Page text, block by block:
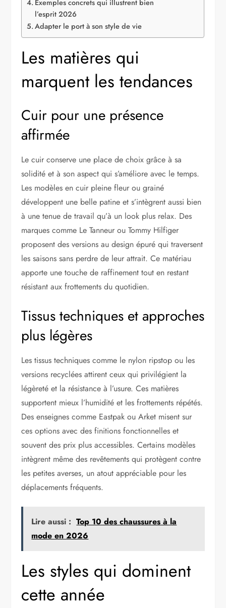
Exemples concrets qui illustrent bien
l’esprit 2026
Adapter le port à son style de vie
Les matières qui
marquent les tendances
Cuir pour une présence
affirmée
Le cuir conserve une place de choix grâce à sa
solidité et à son aspect qui s’améliore avec le temps.
Les modèles en cuir pleine fleur ou grainé
développent une belle patine et s’intègrent aussi bien
à une tenue de travail qu’à un look plus relax. Des
marques comme Le Tanneur ou Tommy Hilfiger
proposent des versions au design épuré qui traversent
les saisons sans perdre de leur attrait. Ce matériau
apporte une touche de raffinement tout en restant
résistant aux frottements du quotidien.
Tissus techniques et approches
plus légères
Les tissus techniques comme le nylon ripstop ou les
versions recyclées attirent ceux qui privilégient la
légèreté et la résistance à l’usure. Ces matières
supportent mieux l’humidité et les frottements répétés.
Des enseignes comme Eastpak ou Arket misent sur
ces options avec des finitions fonctionnelles et
souvent des prix plus accessibles. Certains modèles
intègrent même des revêtements qui protègent contre
les petites averses, un atout appréciable pour les
déplacements fréquents.
Lire aussi : Top 10 des chaussures à la
mode en 2026
Les styles qui dominent
cette année